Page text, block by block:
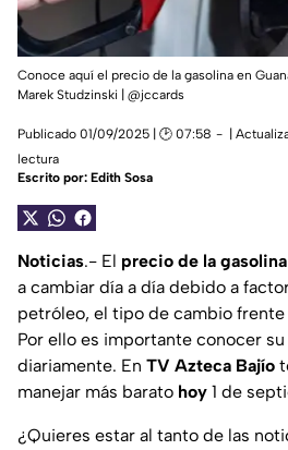
Conoce aquí el precio de la gasolina en
Marek Studzinski | @jccards
Publicado 01/09/2025 | 🕑 07:58 |
lectura
Escrito por: Edith Sosa
Noticias.- El precio de la
a cambiar día a día debido a
petróleo, el tipo de cambio
Por ello es importante conocer
diariamente. En TV Azteca Bajío
manejar más barato hoy 1 de
¿Quieres estar al tanto de las